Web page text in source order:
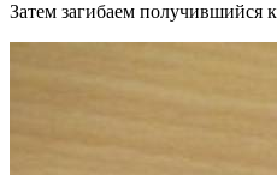
Затем загибаем получившийся